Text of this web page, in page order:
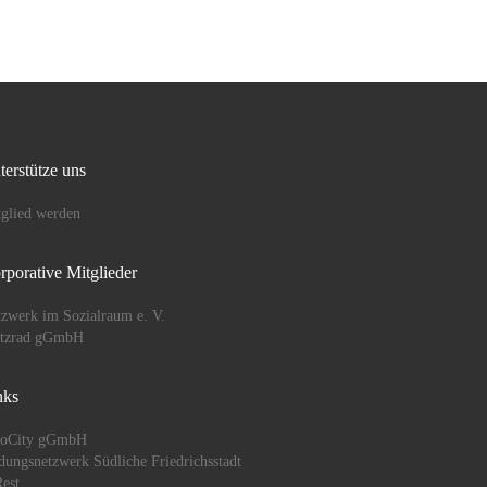
uns
werden
Mitglieder
im Sozialraum e. V.
gGmbH
gGmbH
Südliche Friedrichsstadt